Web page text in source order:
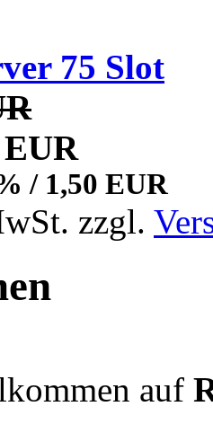
75 Slot
/ 1,50 EUR
zzgl.
auf